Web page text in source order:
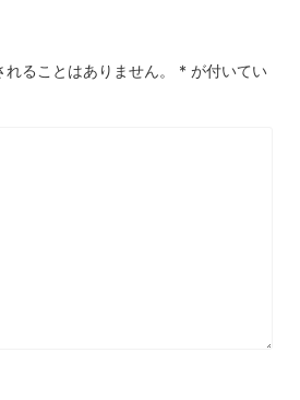
ることはありません。 * が付いてい